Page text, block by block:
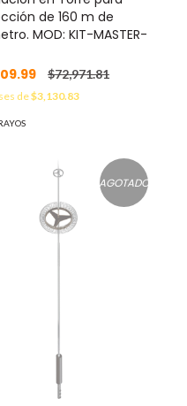
de 160 m de
MOD: KIT-MASTER-
$72,971.81
de$3,130.83
AGOTADO